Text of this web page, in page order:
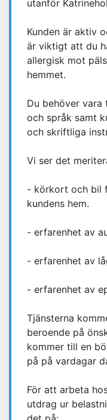
utanför
Kunden är aktiv
är viktigt att du
allergisk mot
hemmet.
Du behöver
och språk samt
och skriftliga
Vi ser det
- körkort och bil
kundens hem.
- erfarenhet av
- erfarenhet av
- erfarenhet av
Tjänsterna
beroende på
kommer till en
på på vardagar
För att arbeta
utdrag ur